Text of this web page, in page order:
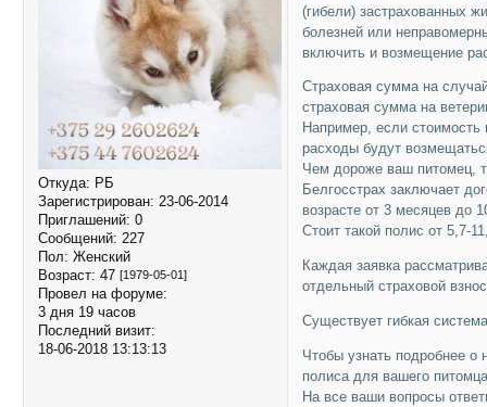
Откуда: РБ
Зарегистрирован: 23-06-2014
Приглашений: 0
Сообщений: 227
Пол: Женский
Возраст: 47 [1979-05-01]
Провел на форуме:
3 дня 19 часов
Последний визит:
18-06-2018 13:13:13
(гибели) застрахованных
болезней или
включить и возмещение
Страховая сумма на
страховая сумма на
Например, если стоимость
расходы будут
Чем дороже ваш питомец,
Белгосстрах заключает
возрасте от 3 месяцев до
Стоит такой полис от 5,7-
Каждая заявка
отдельный страховой
Существует гибкая
Чтобы узнать подробнее о
полиса для вашего
На все ваши вопросы